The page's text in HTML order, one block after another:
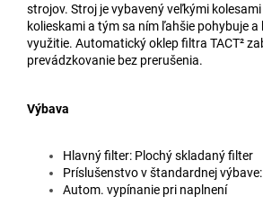
strojov. Stroj je vybavený veľkými
kolieskami a tým sa ním ľahšie pohybuje
využitie. Automatický oklep filtra TACT²
prevádzkovanie bez prerušenia.
Výbava
Hlavný filter: Plochý skladaný filter
Príslušenstvo v štandardnej
Autom. vypínanie pri naplnení